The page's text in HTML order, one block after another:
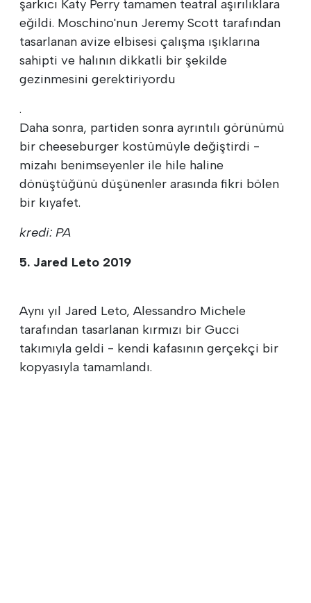
şarkıcı Katy Perry tamamen teatral aşırılıklara
eğildi. Moschino'nun Jeremy Scott tarafından
tasarlanan avize elbisesi çalışma ışıklarına
sahipti ve halının dikkatli bir şekilde
gezinmesini gerektiriyordu
.
Daha sonra, partiden sonra ayrıntılı görünümü
bir cheeseburger kostümüyle değiştirdi -
mizahı benimseyenler ile hile haline
dönüştüğünü düşünenler arasında fikri bölen
bir kıyafet.
kredi: PA
5. Jared Leto 2019
Aynı yıl Jared Leto, Alessandro Michele
tarafından tasarlanan kırmızı bir Gucci
takımıyla geldi - kendi kafasının gerçekçi bir
kopyasıyla tamamlandı.